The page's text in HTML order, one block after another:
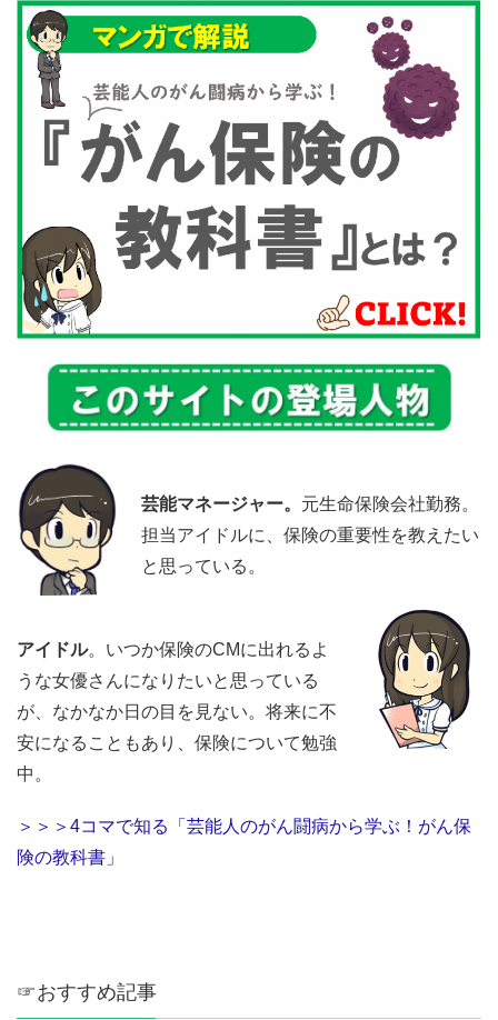
芸能マネージャー。 元生命保険会社勤務。
担当アイドルに、保険の重要性を教えたい
と思っている。
アイドル。いつか保険のCMに出れるよ
うな女優さんになりたいと思っている
が、なかなか日の目を見ない。将来に不
安になることもあり、保険について勉強
中。
＞＞＞4コマで知る「芸能人のがん闘病から学ぶ！がん保
険の教科書」
☞おすすめ記事